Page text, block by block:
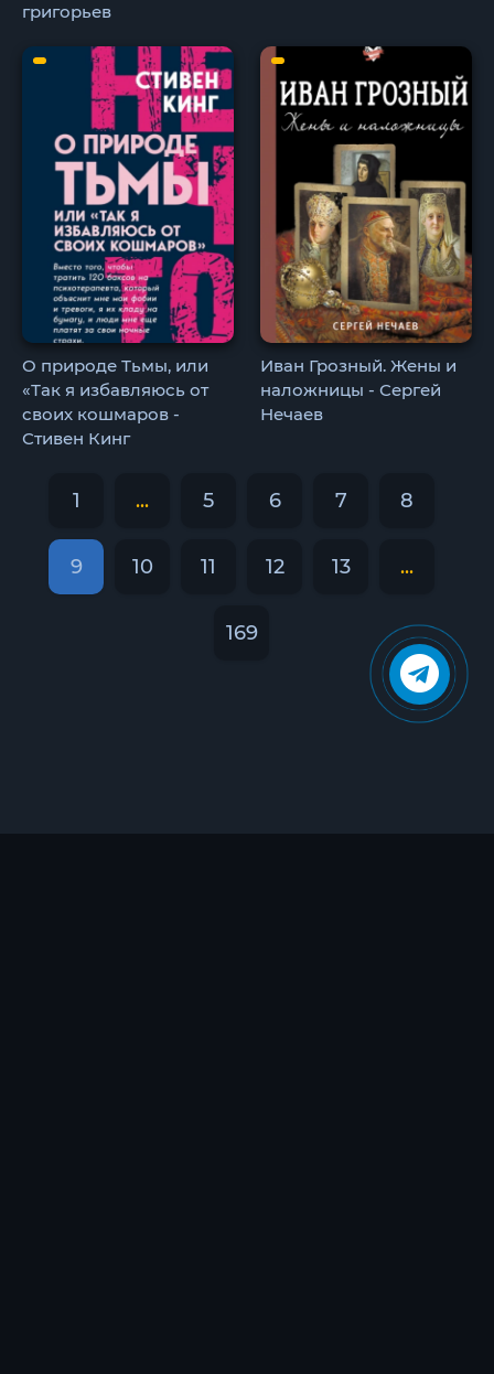
григорьев
О природе Тьмы, или
«Так я избавляюсь от
своих кошмаров -
Стивен Кинг
Иван Грозный. Жены и
наложницы - Сергей
Нечаев
1 ... 5 6 7 8
9 10 11 12 13 ...
169